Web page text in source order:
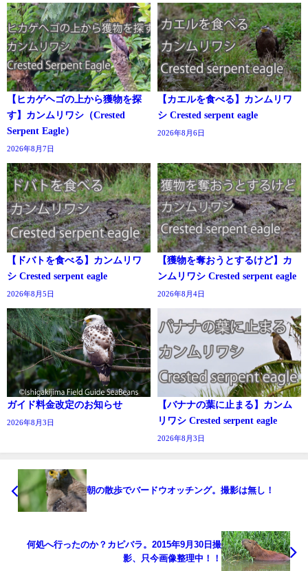
【ヒカゲヘゴの上から獲物を探
す】カンムリワシ（Crested
Serpent Eagle）
2026年8月7日
【カエルを食べる】カンムリワ
シ Crested serpent eagle
2026年8月6日
【ドバトを食べる】カンムリワ
シ Crested serpent eagle
2026年8月5日
【獲物を奪おうとするけど】カ
ンムリワシ Crested serpent eagle
2026年8月4日
ガイド料金改定のお知らせ
2026年8月3日
【バナナの葉に止まる】カンム
リワシ Crested serpent eagle
2026年8月3日
朝の散歩でバードウオッチング。撮影は無し！
何処へ行ったのか？カピバラ。2015年9月30日撮
影、只今画像整理中！！